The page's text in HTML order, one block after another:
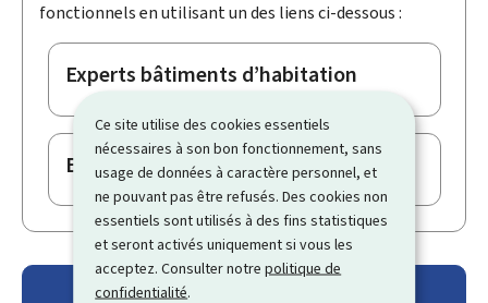
Ce site utilise des cookies essentiels
nécessaires à son bon fonctionnement, sans
usage de données à caractère personnel, et
ne pouvant pas être refusés. Des cookies non
essentiels sont utilisés à des fins statistiques
et seront activés uniquement si vous les
acceptez. Consulter notrepolitique de
confidentialité.
fonctionnels en utilisant un des liens ci-dessous :
Experts bâtiments d’habitation
Experts bâtiments fonctionnels
Se connecter au Registre des certificats de